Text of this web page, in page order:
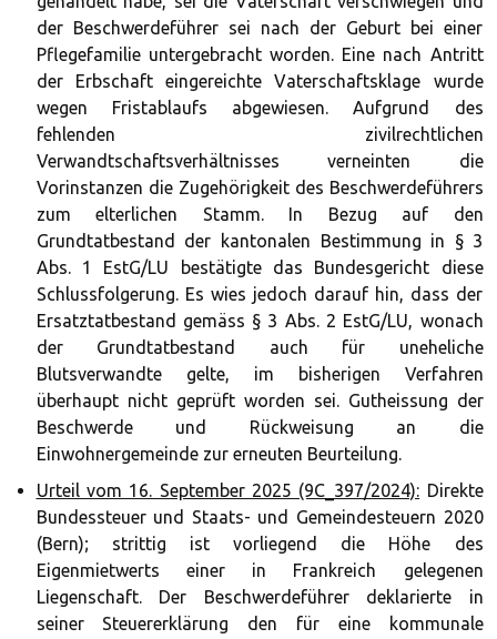
der Beschwerdeführer sei nach der Geburt bei einer
Pflegefamilie untergebracht worden. Eine nach Antritt
der Erbschaft eingereichte Vaterschaftsklage wurde
wegen Fristablaufs abgewiesen. Aufgrund des
fehlenden zivilrechtlichen
Verwandtschaftsverhältnisses verneinten die
Vorinstanzen die Zugehörigkeit des Beschwerdeführers
zum elterlichen Stamm. In Bezug auf den
Grundtatbestand der kantonalen Bestimmung in § 3
Abs. 1 EstG/LU bestätigte das Bundesgericht diese
Schlussfolgerung. Es wies jedoch darauf hin, dass der
Ersatztatbestand gemäss § 3 Abs. 2 EstG/LU, wonach
der Grundtatbestand auch für uneheliche
Blutsverwandte gelte, im bisherigen Verfahren
überhaupt nicht geprüft worden sei. Gutheissung der
Beschwerde und Rückweisung an die
Einwohnergemeinde zur erneuten Beurteilung.
Urteil vom 16. September 2025 (9C_397/2024): Direkte
Bundessteuer und Staats- und Gemeindesteuern 2020
(Bern); strittig ist vorliegend die Höhe des
Eigenmietwerts einer in Frankreich gelegenen
Liegenschaft. Der Beschwerdeführer deklarierte in
seiner Steuererklärung den für eine kommunale